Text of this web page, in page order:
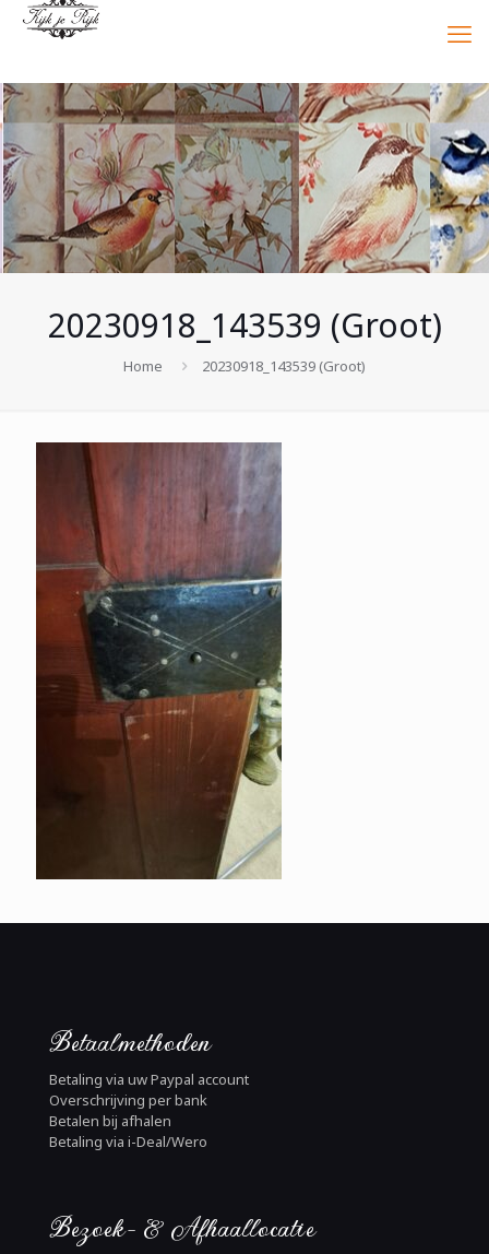
20230918_143539 (Groot)
Home 20230918_143539 (Groot)
Betaalmethoden
Betaling via uw Paypal account
Overschrijving per bank
Betalen bij afhalen
Betaling via i-Deal/Wero
Bezoek- & Afhaallocatie